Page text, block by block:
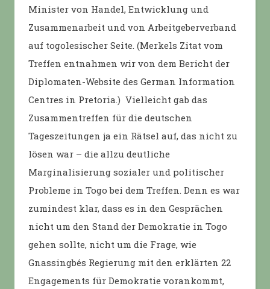
Minister von Handel, Entwicklung und
Zusammenarbeit und von Arbeitgeberverband
auf togolesischer Seite. (Merkels Zitat vom
Treffen entnahmen wir von dem Bericht der
Diplomaten-Website des German Information
Centres in Pretoria.) Vielleicht gab das
Zusammentreffen für die deutschen
Tageszeitungen ja ein Rätsel auf, das nicht zu
lösen war – die allzu deutliche
Marginalisierung sozialer und politischer
Probleme in Togo bei dem Treffen. Denn es war
zumindest klar, dass es in den Gesprächen
nicht um den Stand der Demokratie in Togo
gehen sollte, nicht um die Frage, wie
Gnassingbés Regierung mit den erklärten 22
Engagements für Demokratie vorankommt,